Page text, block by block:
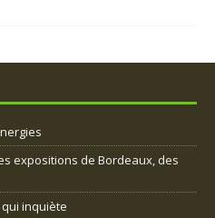
expositions de Bordeaux, des
inquiète